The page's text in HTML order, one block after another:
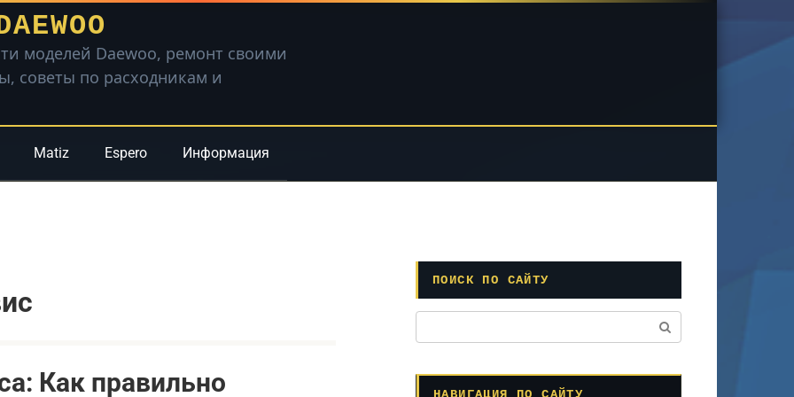
моделей Daewoo, ремонт своими
советы по расходникам и
Matiz Espero Информация
Как правильно
ПОИСК ПО САЙТУ